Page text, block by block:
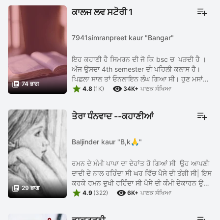
 74 ਭਾਗ
ਕਾਲਜ ਲਵ ਸਟੋਰੀ 1
7941simranpreet kaur "Bangar"
ਇਹ ਕਹਾਣੀ ਹੈ ਸਿਮਰਨ ਦੀ ਜੋ ਕਿ bsc ਚ ਪੜਦੀ ਹੈ ।
ਅੱਜ ਉਸਦਾ 4th semester ਦੀ ਪਹਿਲੀ ਕਲਾਸ ਹੈ।
ਪਿਛਲਾ ਸਾਲ ਤਾਂ ਓਨਲਾਇਨ ਲੰਘ ਗਿਆ ਸੀ। ਹੁਣ ਮਸਾਂ
ਕਾਲਜ ਸ਼ੁਰੂ ਹੋਏ ਸੀ। ਉਸ ਦੇ ਬਹੁਤ ਘੱਟ ਦੋਸਤ ਸੀ। ਉਹ
 4.8 (1K)  34K+ ਪਾਠਕ ਸੰਖਿਆ
 29 ਭਾਗ
ਤੇਰਾ ਧੰਨਵਾਦ --ਕਹਾਣੀਆਂ
Baljinder kaur "B,k🙏"
ਰਮਨ ਦੇ ਮੰਮੀ ਪਾਪਾ ਦਾ ਦੇਹਾਂਤ ਹੋ ਗਿਆਂ ਸੀ ਉਹ ਆਪਣੀ
ਦਾਦੀ ਦੇ ਨਾਲ ਰਹਿੰਦਾ ਸੀ ਘਰ ਵਿੱਚ ਪੈਸੇ ਦੀ ਤੰਗੀ ਸੀ| ਇਸ
ਕਰਕੇ ਰਮਨ ਦੁਖੀ ਰਹਿੰਦਾ ਸੀ ਪੈਸੇ ਦੀ ਕੰਮੀ ਦੇਕਾਰਨ ਉਸ
ਨੇ ਪੜਾਈ ਛੋਡ ਦਿੱਤੀ ਸੀ ਰਮਨ ਦੇ ਘਰ ਦੇ ਸਹਮਣੇ ਕਿਤਾਬੇ
 4.9 (322)  6K+ ਪਾਠਕ ਸੰਖਿਆ